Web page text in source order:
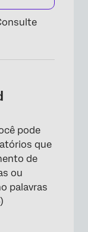
pode
que
de
ou
palavras